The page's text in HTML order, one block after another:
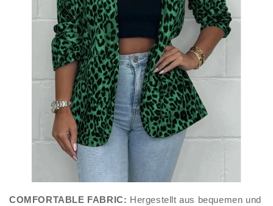
COMFORTABLE FABRIC: Hergestellt aus bequemen und